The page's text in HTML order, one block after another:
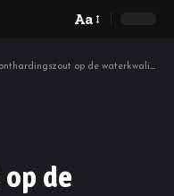
Aa
op de waterkwaliteit
de